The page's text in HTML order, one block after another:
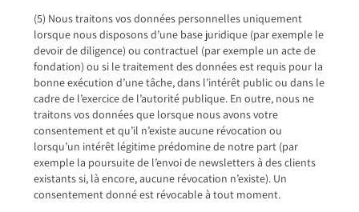
(5) Nous traitons vos données personnelles uniquement
lorsque nous disposons d’une base juridique (par exemple le
devoir de diligence) ou contractuel (par exemple un acte de
fondation) ou si le traitement des données est requis pour la
bonne exécution d’une tâche, dans l’intérêt public ou dans le
cadre de l’exercice de l’autorité publique. En outre, nous ne
traitons vos données que lorsque nous avons votre
consentement et qu’il n’existe aucune révocation ou
lorsqu’un intérêt légitime prédomine de notre part (par
exemple la poursuite de l’envoi de newsletters à des clients
existants si, là encore, aucune révocation n’existe). Un
consentement donné est révocable à tout moment.